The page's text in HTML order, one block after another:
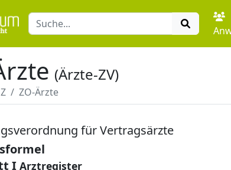
(Ärzte-ZV)
Z ZO-Ärzte
für Vertragsärzte
I Arztregister